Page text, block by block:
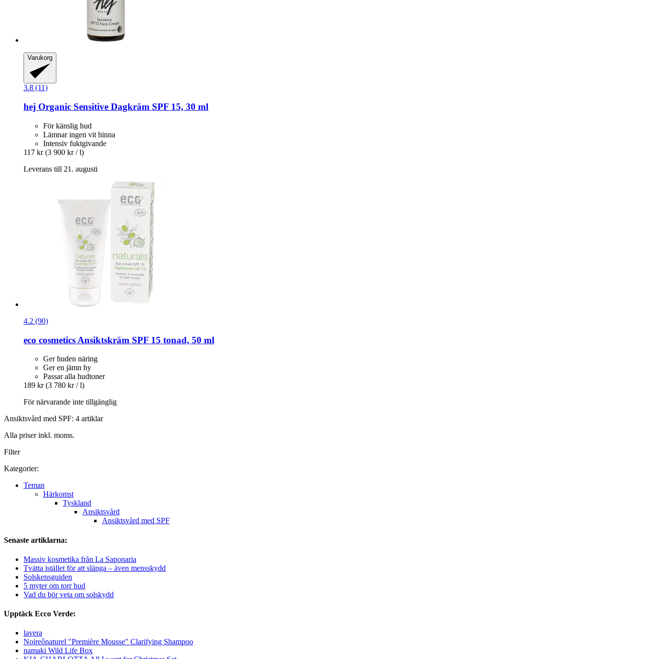
Varukorg
3.8 (11)
hej Organic Sensitive Dagkräm SPF 15, 30 ml
För känslig hud
Lämnar ingen vit hinna
Intensiv fuktgivande
117 kr (3 900 kr / l)
Leverans till 21. augusti
4.2 (90)
eco cosmetics Ansiktskräm SPF 15 tonad, 50 ml
Ger huden näring
Ger en jämn hy
Passar alla hudtoner
189 kr (3 780 kr / l)
För närvarande inte tillgänglig
Ansiktsvård med SPF: 4 artiklar
Alla priser inkl. moms.
Filter
Kategorier:
Teman
Härkomst
Tyskland
Ansiktsvård
Ansiktsvård med SPF
Senaste artiklarna:
Massiv kosmetika från La Saponaria
Tvätta istället för att slänga – även mensskydd
Solskensguiden
5 myter om torr hud
Vad du bör veta om solskydd
Upptäck Ecco Verde:
lavera
Noireônaturel "Première Mousse" Clarifying Shampoo
namaki Wild Life Box